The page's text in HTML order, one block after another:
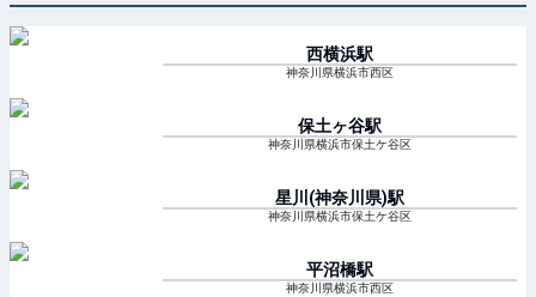
西横浜駅
神奈川県横浜市西区
保土ヶ谷駅
神奈川県横浜市保土ケ谷区
星川(神奈川県)駅
神奈川県横浜市保土ケ谷区
平沼橋駅
神奈川県横浜市西区